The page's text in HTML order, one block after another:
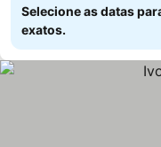
Selecione as datas
exatos.